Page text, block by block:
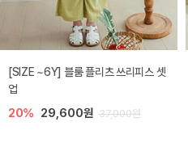
[SIZE ~6Y] 블룸 플리츠 쓰리피스 셋
업
20% 29,600원 37,000원